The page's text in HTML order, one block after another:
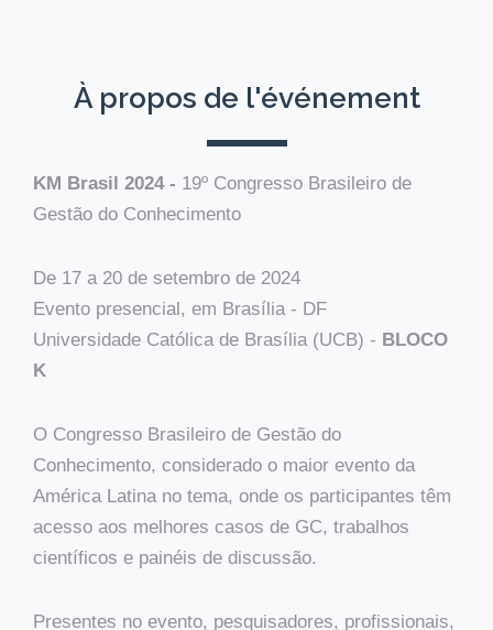
À propos de l'événement
KM Brasil 2024 - 19º Congresso Brasileiro de
Gestão do Conhecimento
De 17 a 20 de setembro de 2024
Evento presencial, em Brasília - DF
Universidade Católica de Brasília (UCB) - BLOCO
K
O Congresso Brasileiro de Gestão do
Conhecimento, considerado o maior evento da
América Latina no tema, onde os participantes têm
acesso aos melhores casos de GC, trabalhos
científicos e painéis de discussão.
Presentes no evento, pesquisadores, profissionais,